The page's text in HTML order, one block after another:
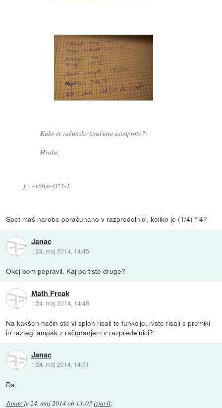
Kako se računsko izračuna asimptoto?
Hvala.
y= -1/4(x-4)^2-1
Spet maš narobe poračunano v razpredelnici, koliko je (1/4) * 4?
Janac
::24. maj 2014, 14:45
Okej bom popravil. Kaj pa tiste druge?
Math Freak
::24. maj 2014, 14:48
Na kakšen način ste vi sploh risali te funkcije, niste risali s premiki
in raztegi ampak z računanjem v razpredelnici?
Janac
::24. maj 2014, 14:51
Da.
Janac je24. maj 2014 ob 13:03izjavil: